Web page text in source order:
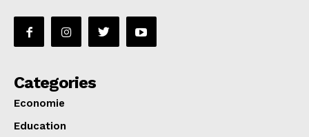
Categories
Economie
Education